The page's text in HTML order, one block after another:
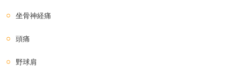
坐骨神経痛
頭痛
野球肩